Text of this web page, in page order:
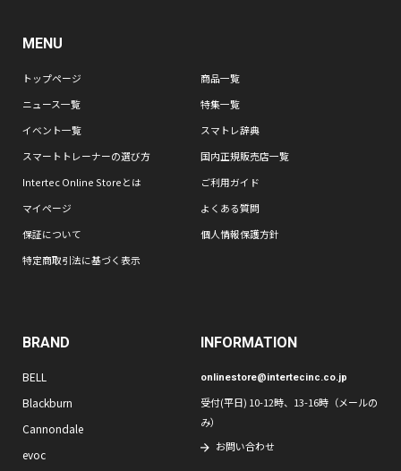
MENU
トップページ
商品一覧
ニュース一覧
特集一覧
イベント一覧
スマトレ辞典
スマートトレーナーの選び方
国内正規販売店一覧
Intertec Online Storeとは
ご利用ガイド
マイページ
よくある質問
保証について
個人情報保護方針
特定商取引法に基づく表示
BRAND
BELL
Blackburn
Cannondale
evoc
INFORMATION
onlinestore@intertecinc.co.jp
受付(平日) 10-12時、13-16時（メールの
み）
お問い合わせ